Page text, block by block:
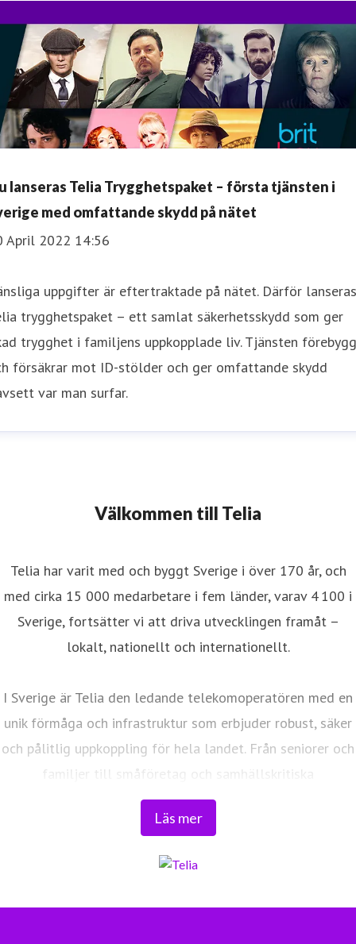
lanseras Telia Trygghetspaket – första tjänsten i
med omfattande skydd på nätet
April 2022 14:56
uppgifter är eftertraktade på nätet. Därför lanseras
trygghetspaket – ett samlat säkerhetsskydd som ger
trygghet i familjens uppkopplade liv. Tjänsten
försäkrar mot ID-stölder och ger omfattande skydd
var man surfar.
Välkommen till Telia
Läs mer
Telia har varit med och byggt Sverige i över 170 år, och
med cirka 15 000 medarbetare i fem länder, varav 4 100 i
Sverige, fortsätter vi att driva utvecklingen framåt –
lokalt, nationellt och internationellt.
I Sverige är Telia den ledande telekomoperatören med en
unik förmåga och infrastruktur som erbjuder robust, säker
och pålitlig uppkoppling för hela landet. Från seniorer och
familjer till småföretag och samhällskritiska
verksamheter. Vi möjliggör digitaliseringens kraft i
vardagen och är en del av Sveriges totalförsvar. Med
transportnätet och ett mobilnät i världsklass skapar vi en